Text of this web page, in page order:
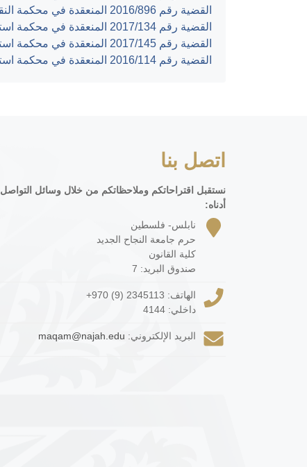
القضية رقم ‎896‏/‎2016‏ المنعقدة في محكمة النقض بتاريخ ‎2018-01-09‏
القضية رقم ‎134‏/‎2017‏ المنعقدة في محكمة استئناف القدس بتاريخ ‎2017-06-21‏
القضية رقم ‎145‏/‎2017‏ المنعقدة في محكمة استئناف رام الله بتاريخ ‎2017-06-05‏
القضية رقم ‎114‏/‎2016‏ المنعقدة في محكمة استئناف رام الله بتاريخ ‎2016-12-28‏
اتصل بنا
نستقبل اقتراحاتكم وملاحظاتكم من خلال وسائل التواصل
أدناه:
نابلس- فلسطين
حرم جامعة النجاح الجديد
كلية القانون
صندوق البريد: 7
الهاتف: +970 (9) 2345113
داخلي: 4144
البريد الإلكتروني: maqam@najah.edu